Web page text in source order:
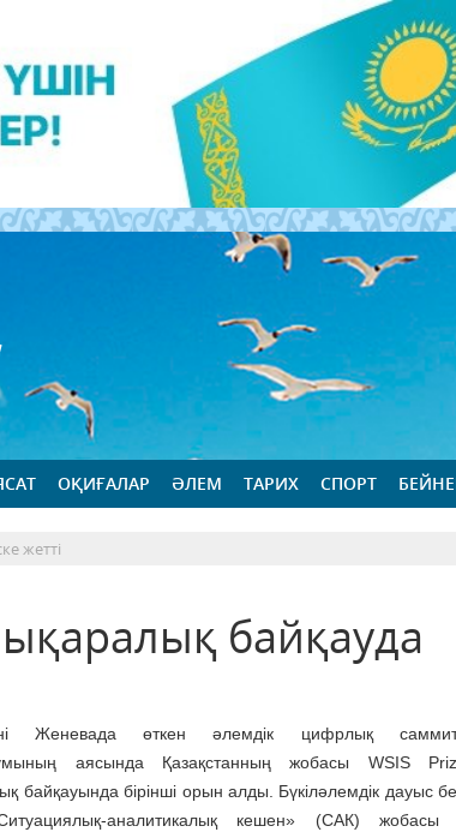
ОҚИҒАЛАР ӘЛЕМ ТАРИХ СПОРТ
жетті
байқауда
Женевада өткен әлемдік цифрлық
аясында Қазақстанның жобасы WSIS
байқауында бірінші орын алды. Бүкіләлемдік дауыс
аналитикалық кешен» (САК) жобасы